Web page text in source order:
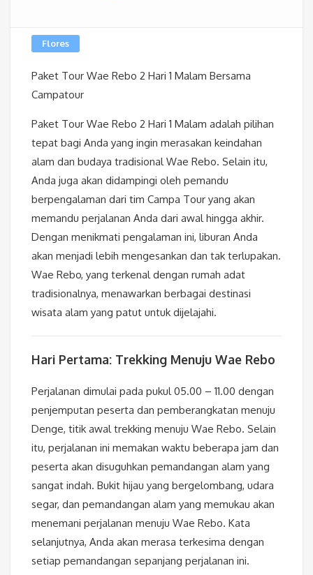
Flores
Paket Tour Wae Rebo 2 Hari 1 Malam Bersama
Campatour
Paket Tour Wae Rebo 2 Hari 1 Malam adalah pilihan
tepat bagi Anda yang ingin merasakan keindahan
alam dan budaya tradisional Wae Rebo. Selain itu,
Anda juga akan didampingi oleh pemandu
berpengalaman dari tim Campa Tour yang akan
memandu perjalanan Anda dari awal hingga akhir.
Dengan menikmati pengalaman ini, liburan Anda
akan menjadi lebih mengesankan dan tak terlupakan.
Wae Rebo, yang terkenal dengan rumah adat
tradisionalnya, menawarkan berbagai destinasi
wisata alam yang patut untuk dijelajahi.
Hari Pertama: Trekking Menuju Wae Rebo
Perjalanan dimulai pada pukul 05.00 – 11.00 dengan
penjemputan peserta dan pemberangkatan menuju
Denge, titik awal trekking menuju Wae Rebo. Selain
itu, perjalanan ini memakan waktu beberapa jam dan
peserta akan disuguhkan pemandangan alam yang
sangat indah. Bukit hijau yang bergelombang, udara
segar, dan pemandangan alam yang memukau akan
menemani perjalanan menuju Wae Rebo. Kata
selanjutnya, Anda akan merasa terkesima dengan
setiap pemandangan sepanjang perjalanan ini.